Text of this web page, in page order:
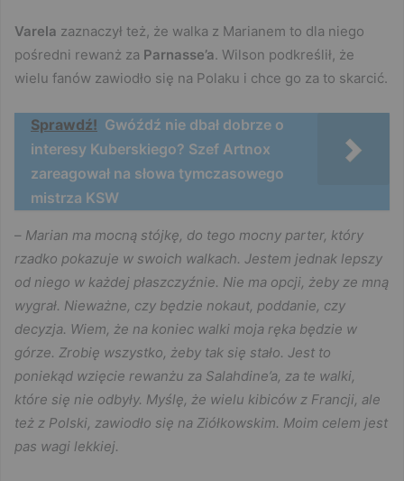
Varela zaznaczył też, że walka z Marianem to dla niego
pośredni rewanż za Parnasse’a. Wilson podkreślił, że
wielu fanów zawiodło się na Polaku i chce go za to skarcić.
Sprawdź! Gwóźdź nie dbał dobrze o
interesy Kuberskiego? Szef Artnox
zareagował na słowa tymczasowego
mistrza KSW
– Marian ma mocną stójkę, do tego mocny parter, który
rzadko pokazuje w swoich walkach. Jestem jednak lepszy
od niego w każdej płaszczyźnie. Nie ma opcji, żeby ze mną
wygrał. Nieważne, czy będzie nokaut, poddanie, czy
decyzja. Wiem, że na koniec walki moja ręka będzie w
górze. Zrobię wszystko, żeby tak się stało. Jest to
poniekąd wzięcie rewanżu za Salahdine’a, za te walki,
które się nie odbyły. Myślę, że wielu kibiców z Francji, ale
też z Polski, zawiodło się na Ziółkowskim. Moim celem jest
pas wagi lekkiej.